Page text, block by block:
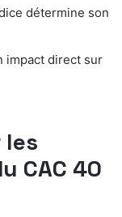
détermine son
impact direct sur
CAC 40